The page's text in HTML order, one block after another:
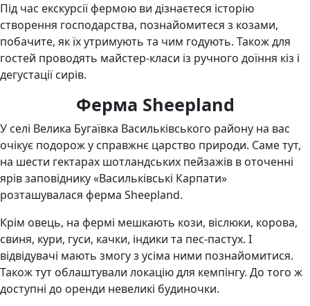
Під час екскурсії фермою ви дізнаєтеся історію
створення господарства, познайомитеся з козами,
побачите, як їх утримують та чим годують. Також для
гостей проводять майстер-класи із ручного доїння кіз і
дегустації сирів.
Ферма Sheepland
У селі Велика Бугаївка Васильківського району на вас
очікує подорож у справжнє царство природи. Саме тут,
на шести гектарах шотландських пейзажів в оточенні
ярів заповіднику «Васильківські Карпати»
розташувалася ферма Sheepland.
Крім овець, на фермі мешкають кози, віслюки, корова,
свиня, кури, гуси, качки, індики та пес-пастух. І
відвідувачі мають змогу з усіма ними познайомитися.
Також тут облаштували локацію для кемпінгу. До того ж
доступні до оренди невеликі будиночки.